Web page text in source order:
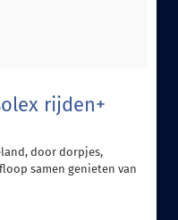
rijden+
door dorpjes,
samen genieten van